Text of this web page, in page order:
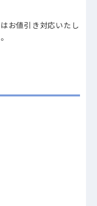
お値引き対応いたし